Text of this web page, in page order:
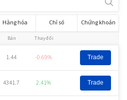
Hàng hóa Chỉ số Chứng khoán
Bán Thay đổi
1.44 -0.69% Trade
4341.7 2.41% Trade